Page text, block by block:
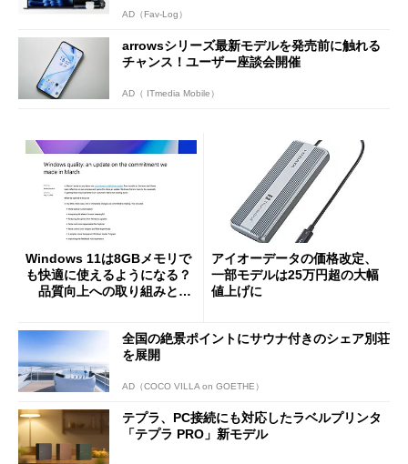
AD（Fav-Log）
arrowsシリーズ最新モデルを発売前に触れる
チャンス！ユーザー座談会開催
AD（ ITmedia Mobile）
Windows 11は8GBメモリで
も快適に使えるようになる？
品質向上への取り組みと
アイオーデータの価格改定、
一部モデルは25万円超の大幅
値上げに
全国の絶景ポイントにサウナ付きのシェア別荘
を展開
AD（COCO VILLA on GOETHE）
テプラ、PC接続にも対応したラベルプリンタ
「テプラ PRO」新モデル